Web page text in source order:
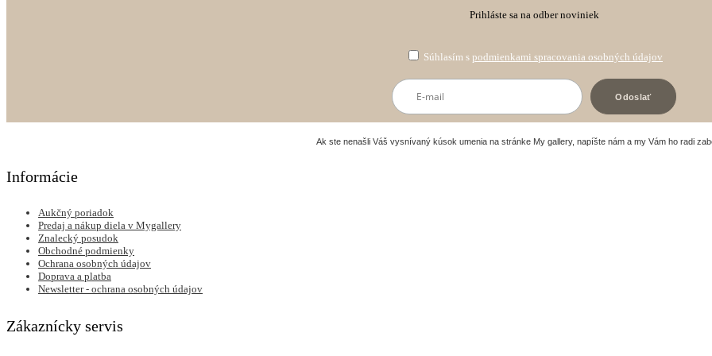
Prihláste sa na odber noviniek
Súhlasím s podmienkami spracovania osobných údajov
Ak ste nenašli Váš vysnívaný kúsok umenia na stránke My gallery, napíšte nám a my Vám ho radi
Informácie
Aukčný poriadok
Predaj a nákup diela v Mygallery
Znalecký posudok
Obchodné podmienky
Ochrana osobných údajov
Doprava a platba
Newsletter - ochrana osobných údajov
Zákaznícky servis